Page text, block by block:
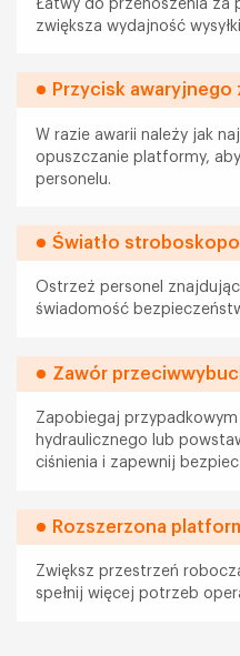
Łatwy do przenoszenia za
zwiększa wydajność
Przycisk awaryjnego
W razie awarii należy jak
opuszczanie platformy,
personelu.
Światło
Ostrzeż personel
świadomość
Zawór
Zapobiegaj przypadkowym
hydraulicznego lub
ciśnienia i zapewnij
Rozszerzona
Zwiększ przestrzeń
spełnij więcej potrzeb